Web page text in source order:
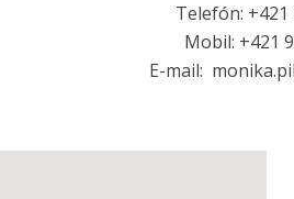
Telefón: +421
Mobil: +421
E-mail: